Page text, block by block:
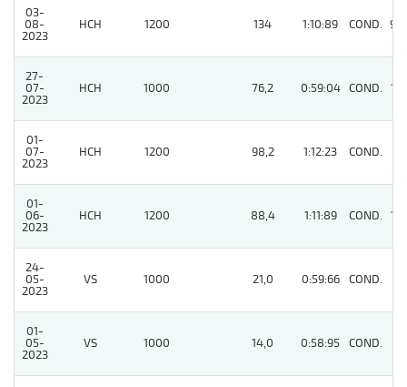
03-
08-
2023
HCH 1200 134 1:10:89 COND. 97
27-
07-
2023
HCH 1000 76,2 0:59:04 COND. 14
01-
07-
2023
HCH 1200 98,2 1:12:23 COND.
01-
06-
2023
HCH 1200 88,4 1:11:89 COND. 13
24-
05-
2023
VS 1000 21,0 0:59:66 COND.
01-
05-
2023
VS 1000 14,0 0:58:95 COND.